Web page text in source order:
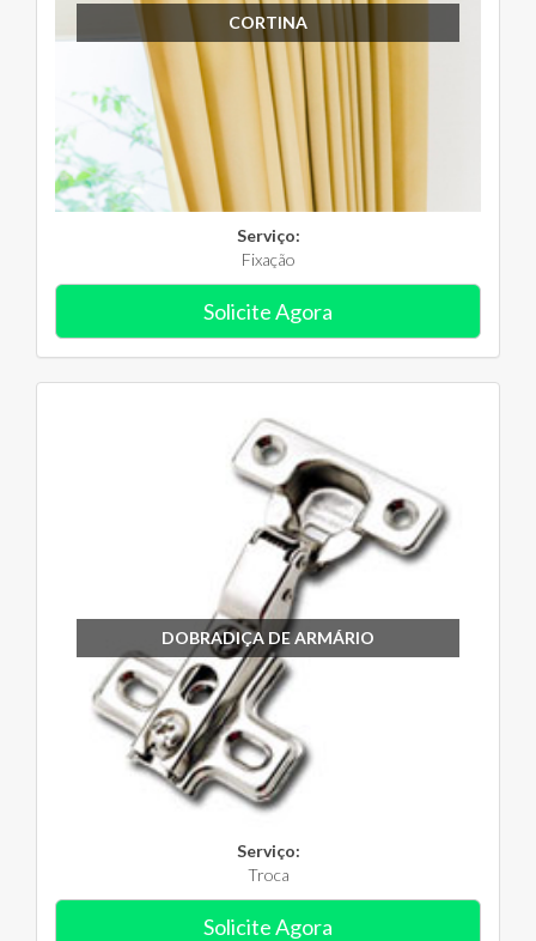
CORTINA
Serviço:
Fixação
Solicite Agora
DOBRADIÇA DE ARMÁRIO
Serviço:
Troca
Solicite Agora